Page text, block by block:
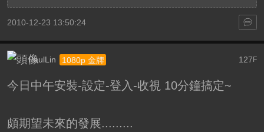
2010-12-23 13:50:24
127 F
PaulLin 1080p 金牌
今日中午安裝-設定-登入-收視 10分鐘搞定~
頗期望未來的發展.........